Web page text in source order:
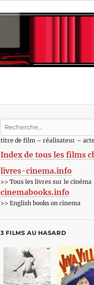
Recherche
:titre de film – réalisateur –
Index de tous les films
livres-cinema.info
>> Tous les livres sur le cinéma
cinemabooks.info
>> English books on cinema
3 FILMS AU HASARD